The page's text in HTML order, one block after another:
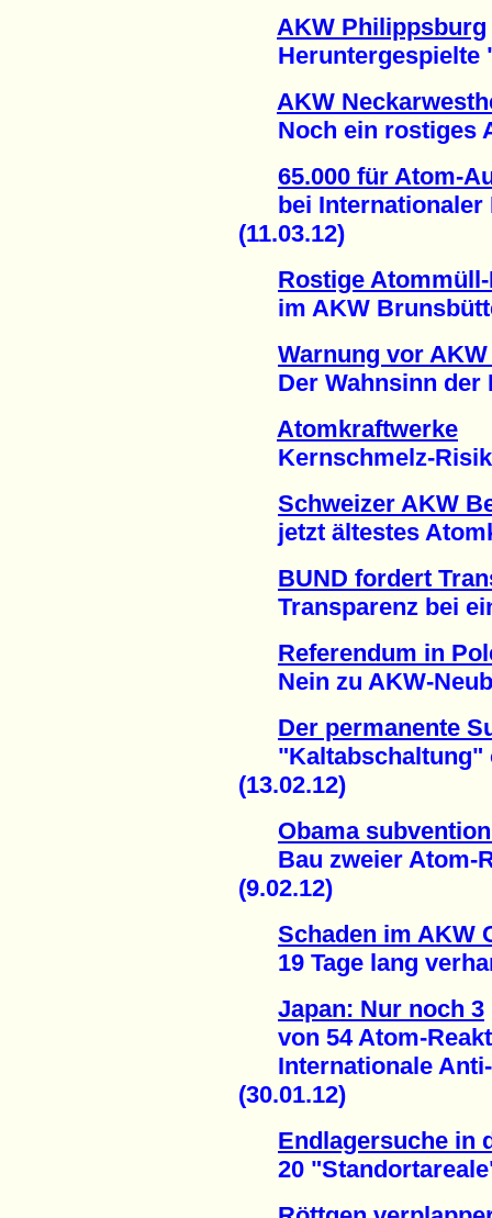
AKW Philippsburg
Heruntergespielte
AKW
Noch ein rostiges
65.000 für Atom-
bei Internationaler
(11.03.12)
Rostige
im AKW
Warnung vor
Der Wahnsinn der
Atomkraftwerke
Kernschmelz-
Schweizer AKW
jetzt ältestes
BUND fordert
Transparenz bei
Referendum in
Nein zu AKW-
Der permanente
"Kaltabschaltung"
(13.02.12)
Obama
Bau zweier Atom-
(9.02.12)
Schaden im AKW
19 Tage lang
Japan: Nur noch 3
von 54 Atom-
Internationale Anti-
(30.01.12)
Endlagersuche in
20 "Standortareale"